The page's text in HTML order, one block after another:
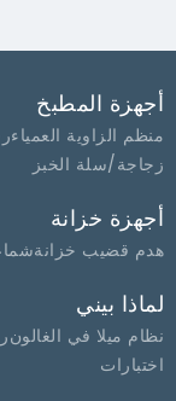
أجهزة المطبخ
منظم الزاوية العمياء
زجاجة/سلة الخبز
أجهزة خزانة
هدم قضيب خزانة
لماذا بيني
نظام ميلا في الغالون
اختبارات